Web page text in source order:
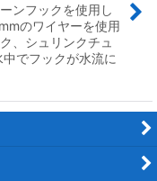
ンフックを使用し
のワイヤーを使用
、シュリンクチュ
でフックが水流に